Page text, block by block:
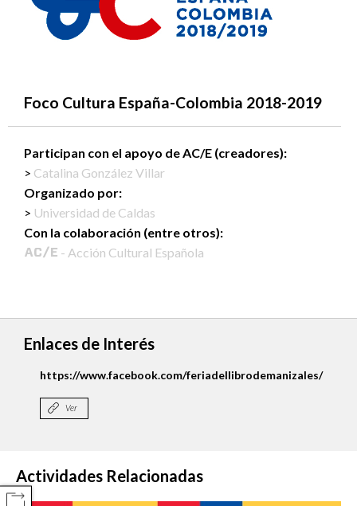
COMPARTIR
Foco Cultura España-Colombia 2018-2019
Participan con el apoyo de AC/E (creadores):
Catalina González Villar
Organizado por:
Universidad de Caldas
Con la colaboración (entre otros):
- Acción Cultural Española
Enlaces de Interés
https://www.facebook.com/feriadellibrodemanizales/
Ver
Actividades Relacionadas